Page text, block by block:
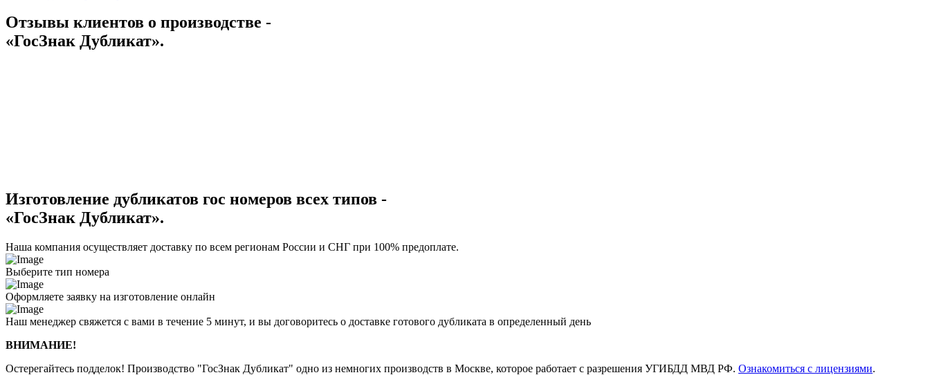
Отзывы клиентов о производстве -
«ГосЗнак Дубликат».
Изготовление дубликатов гос номеров всех типов -
«ГосЗнак Дубликат».
Наша компания осуществляет доставку по всем регионам России и СНГ при 100% предоплате.
Выберите тип номера
Оформляете заявку на изготовление онлайн
Наш менеджер свяжется с вами в течение 5 минут, и вы договоритесь о доставке готового дубликата в определенный день
ВНИМАНИЕ!
Остерегайтесь подделок! Производство "ГосЗнак Дубликат" одно из немногих производств в Москве, которое работает с разрешения УГИБДД МВД РФ. Ознакомиться с лицензиями.